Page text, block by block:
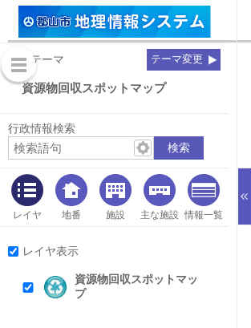
表示テーマ テーマ変更
資源物回収スポットマップ
行政情報検索
レイヤ 地番 施設 主な施設 情報一覧
レイヤ表示
資源物回収スポットマッ
プ